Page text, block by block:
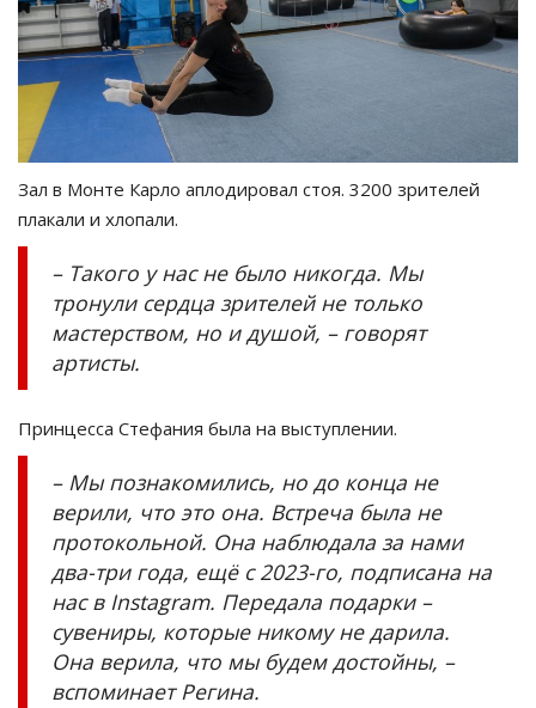
Зал в Монте Карло аплодировал стоя. 3200 зрителей
плакали и хлопали.
– Такого у нас не было никогда. Мы
тронули сердца зрителей не только
мастерством, но и душой, – говорят
артисты.
Принцесса Стефания была на выступлении.
– Мы познакомились, но до конца не
верили, что это она. Встреча была не
протокольной. Она наблюдала за нами
два-три года, ещё с 2023-го, подписана на
нас в Instagram. Передала подарки –
сувениры, которые никому не дарила.
Она верила, что мы будем достойны, –
вспоминает Регина.